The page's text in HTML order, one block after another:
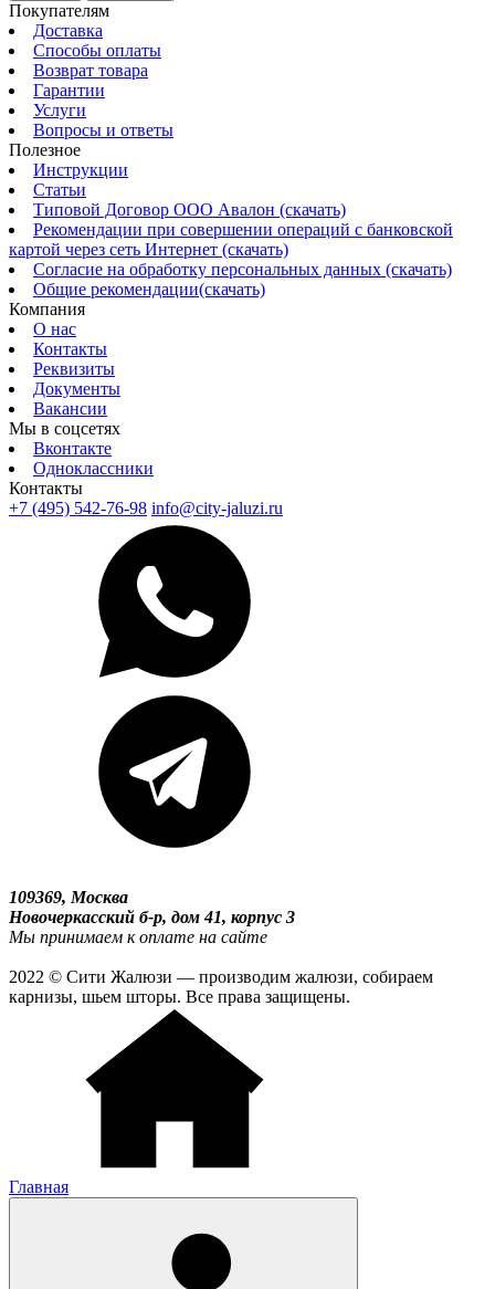
Покупателям
Доставка
Способы оплаты
Возврат товара
Гарантии
Услуги
Вопросы и ответы
Полезное
Инструкции
Статьи
Типовой Договор ООО Авалон (скачать)
Рекомендации при совершении операций с банковской
картой через сеть Интернет (скачать)
Согласие на обработку персональных данных (скачать)
Общие рекомендации(скачать)
Компания
О нас
Контакты
Реквизиты
Документы
Вакансии
Мы в соцсетях
Вконтакте
Одноклассники
Контакты
+7 (495) 542-76-98 info@city-jaluzi.ru
109369, Москва
Новочеркасский б-р, дом 41, корпус 3
Мы принимаем к оплате на сайте
2022 © Сити Жалюзи — производим жалюзи, собираем
карнизы, шьем шторы. Все права защищены.
Главная